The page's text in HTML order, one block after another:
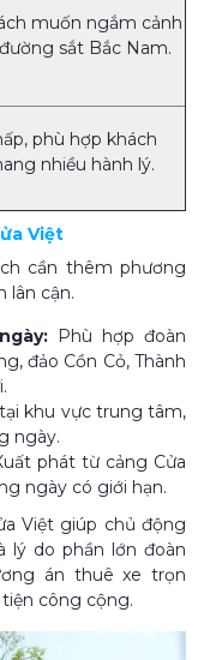
muốn ngắm cảnh
sắt Bắc Nam.
phù hợp khách
nhiều hành lý.
Việt
cần thêm phương
lân cận.
Phù hợp đoàn
đảo Cồn Cỏ, Thành
khu vực trung tâm,
ngày.
phát từ cảng Cửa
ngày có giới hạn.
Việt giúp chủ động
lý do phần lớn đoàn
án thuê xe trọn
công cộng.